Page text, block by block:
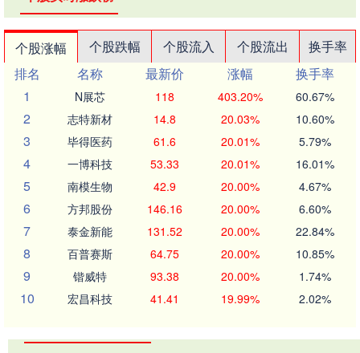
个股涨幅 个股跌幅 个股流入 个股流出
换手率
排名
名称 最新价 涨幅
换手率
1
N展芯 118 403.20% 60.67%
2 志特新材 14.8 20.03% 10.60%
3 毕得医药 61.6 20.01% 5.79%
4 一博科技 53.33 20.01% 16.01%
5 南模生物 42.9 20.00% 4.67%
6 方邦股份 146.16 20.00% 6.60%
7 泰金新能 131.52 20.00% 22.84%
8 百普赛斯 64.75 20.00% 10.85%
9 锴威特 93.38 20.00% 1.74%
10 宏昌科技 41.41 19.99% 2.02%